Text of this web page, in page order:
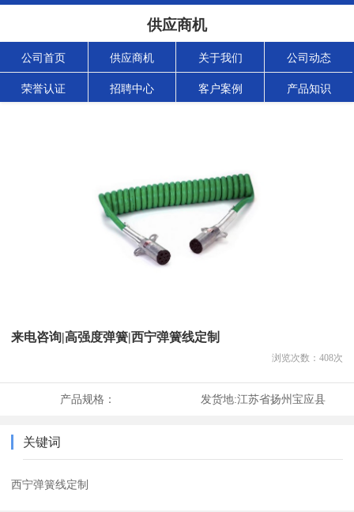
供应商机
公司首页 供应商机 关于我们 公司动态
荣誉认证 招聘中心 客户案例 产品知识
来电咨询|高强度弹簧|西宁弹簧线定制
浏览次数： 408次
产品规格： 发货地:江苏省扬州宝应县
关键词
西宁弹簧线定制